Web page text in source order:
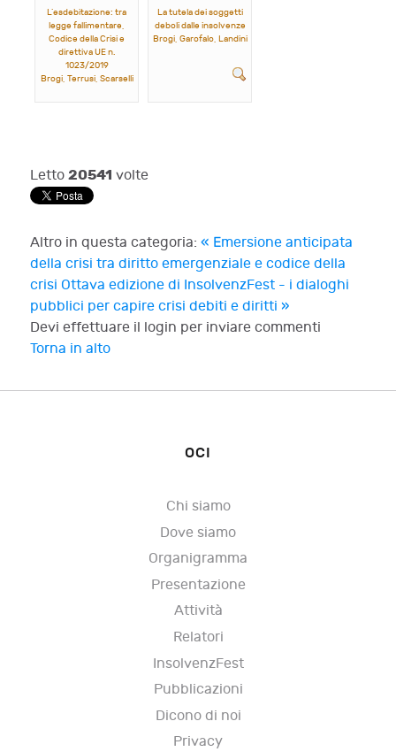
L’esdebitazione: tra
legge fallimentare,
Codice della Crisi e
direttiva UE n.
1023/2019
Brogi, Terrusi, Scarselli
La tutela dei soggetti
deboli dalle insolvenze
Brogi, Garofalo, Landini
Letto 20541 volte
Altro in questa categoria: « Emersione anticipata
della crisi tra diritto emergenziale e codice della
crisi Ottava edizione di InsolvenzFest - i dialoghi
pubblici per capire crisi debiti e diritti »
Devi effettuare il login per inviare commenti
Torna in alto
OCI
Chi siamo
Dove siamo
Organigramma
Presentazione
Attività
Relatori
InsolvenzFest
Pubblicazioni
Dicono di noi
Privacy